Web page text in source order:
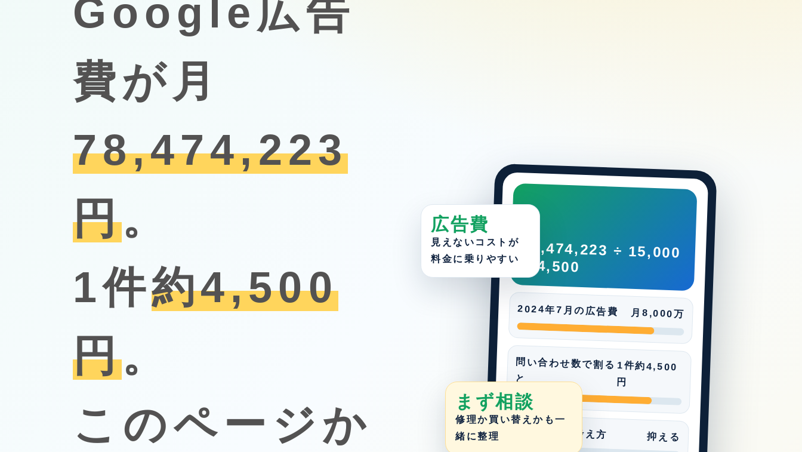
Google広告
費が月
78,474,223
円。
1件約4,500
円。
このページか
広告費
見えないコストが
料金に乗りやすい
78,474,223 ÷ 15,000
= 4,500
2024年7月の広告費 月8,000万
問い合わせ数で割る
と
1件約4,500
円
Repair-zの考え方 抑える
まず相談
修理か買い替えかも一
緒に整理